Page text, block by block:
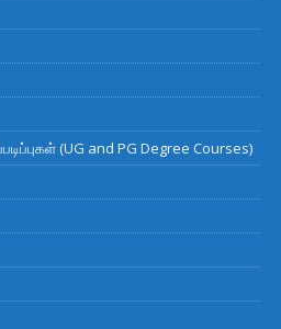
(UG and PG Degree Courses)